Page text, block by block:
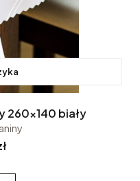
260x140 biały